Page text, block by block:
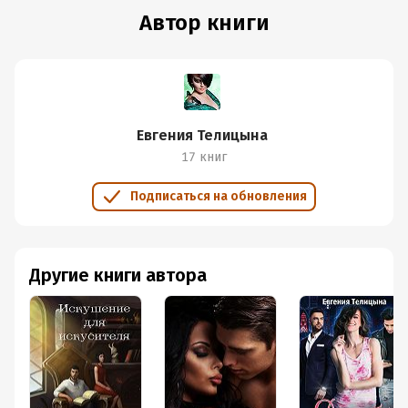
Автор книги
Евгения Телицына
17 книг
Подписаться на обновления
Другие книги автора